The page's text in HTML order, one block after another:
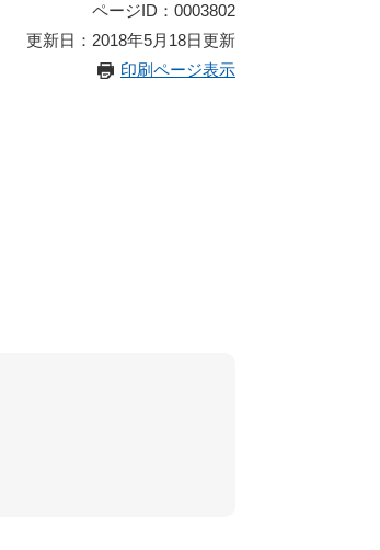
ページID：0003802
更新日：2018年5月18日更新
印刷ページ表示